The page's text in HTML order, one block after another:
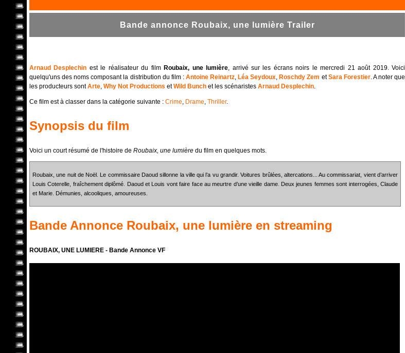
Bande annonce Roubaix, une lumière Trailer
Arnaud Desplechin est le réalisateur du film Roubaix, une lumière, arrivé sur les écrans noirs le mercredi 21 août 2019. Voici
quelqu'uns des noms composant la distribution du film : Antoine Reinartz, Léa Seydoux, Roschdy Zem etSara Forestier. A noter que
les producteurs sontArte, Why Not Productions etWild Bunch et les scénaristes Arnaud Desplechin.
Ce film est à classer dans la catégorie suivante : Crime, Drame, Thriller.
Synopsis du film
Voici un court résumé de l'histoire de Roubaix, une lumière du film en quelques mots.
Roubaix, une nuit de Noël. Le commissaire Daoud sillonne la ville qui l’a vu grandir. Voitures brûlées, altercations... Au commissariat, vient d’arriver
Louis Coterelle, fraîchement diplômé. Daoud et Louis vont faire face au meurtre d’une vieille dame. Deux jeunes femmes sont interrogées, Claude
et Marie. Démunies, alcooliques, amoureuses.
Bande Annonce Roubaix, une lumière en streaming
ROUBAIX, UNE LUMIERE - Bande Annonce VF